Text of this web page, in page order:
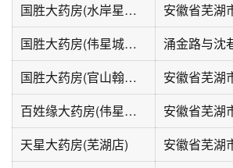
国胜大药房(水岸星城店)
安徽省芜湖
国胜大药房(伟星城一店)
涌金路与沈
国胜大药房(官山翰林店)
安徽省芜湖
百姓缘大药房(伟星城店)
安徽省芜湖
天星大药房(芜湖店)
安徽省芜湖